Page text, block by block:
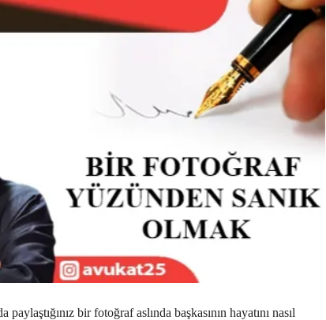
bir fotoğraf aslında başkasının hayatını nasıl
Taner Özdemir
AHMET FAZIL PAŞA